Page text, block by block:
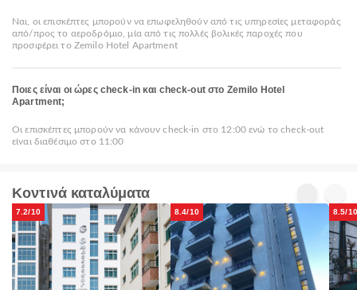
Ναι, οι επισκέπτες μπορούν να επωφεληθούν από τις υπηρεσίες μεταφοράς
από/προς το αεροδρόμιο, μία από τις πολλές βολικές παροχές που
προσφέρει το Zemilo Hotel Apartment
Ποιες είναι οι ώρες check-in και check-out στο Zemilo Hotel
Apartment;
Οι επισκέπτες μπορούν να κάνουν check-in στο 12:00 ενώ το check-out
είναι διαθέσιμο στο 11:00
Κοντινά καταλύματα
7.2/10 8.4/10 8.5/10